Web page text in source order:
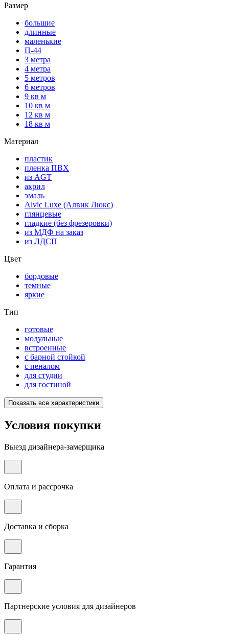
Размер
большие
длинные
маленькие
П-44
3 метра
4 метра
5 метров
6 метров
9 кв м
10 кв м
12 кв м
18 кв м
Материал
пластик
пленка ПВХ
из AGT
акрил
эмаль
Alvic Luxe (Алвик Люкс)
глянцевые
гладкие (без фрезеровки)
из МДФ на заказ
из ЛДСП
Цвет
бордовые
темные
яркие
Тип
готовые
модульные
встроенные
с барной стойкой
с пеналом
для студии
для гостиной
Показать все характеристики
Условия покупки
Выезд дизайнера-замерщика
Оплата и рассрочка
Доставка и сборка
Гарантия
Партнерские условия для дизайнеров